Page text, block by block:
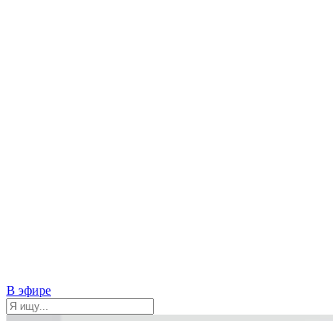
В эфире